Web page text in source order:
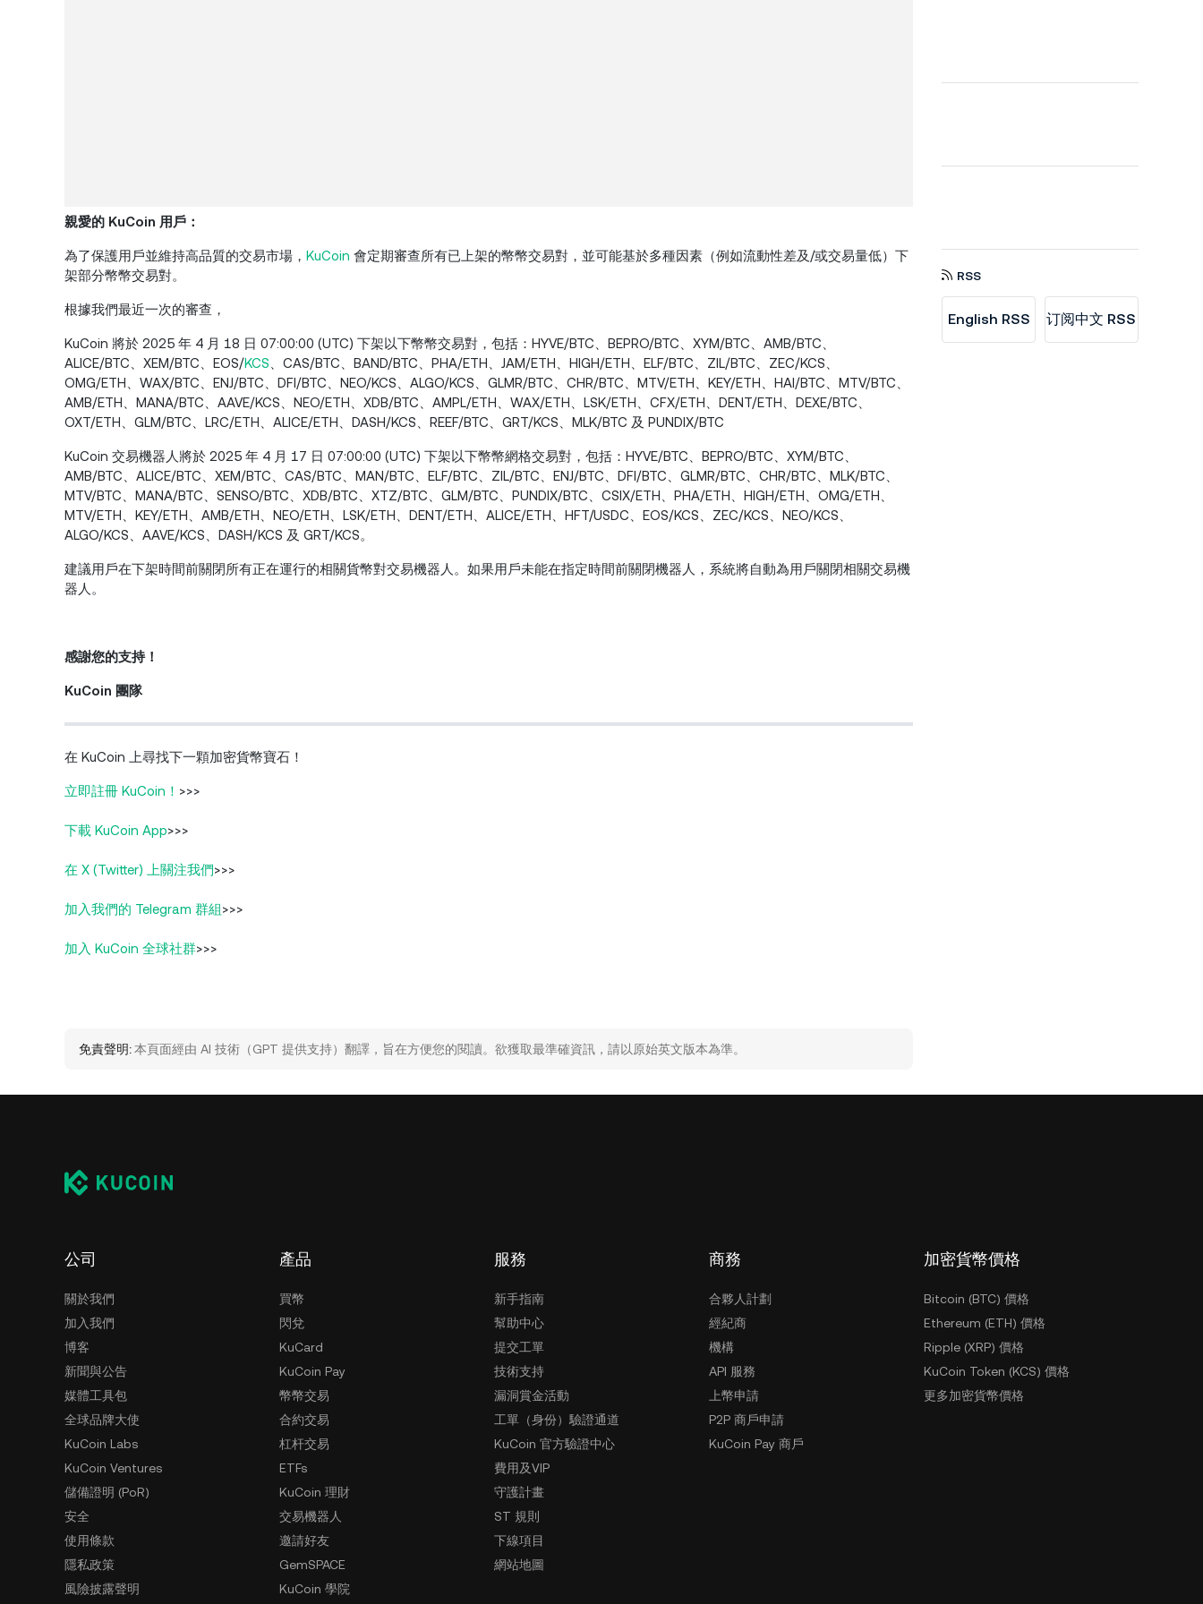
親愛的 KuCoin 用戶：
為了保護用戶並維持高品質的交易市場， KuCoin 會定期審查所有已上架的幣幣交易對，並可能基於多種因素（例如流動性差及/或交易量低）下
架部分幣幣交易對。
根據我們最近一次的審查，
KuCoin 將於 2025 年 4 月 18 日 07:00:00 (UTC) 下架以下幣幣交易對，包括：HYVE/BTC、BEPRO/BTC、XYM/BTC、AMB/BTC、
ALICE/BTC、XEM/BTC、EOS/KCS 、CAS/BTC、BAND/BTC、PHA/ETH、JAM/ETH、HIGH/ETH、ELF/BTC、ZIL/BTC、ZEC/KCS、
OMG/ETH、WAX/BTC、ENJ/BTC、DFI/BTC、NEO/KCS、ALGO/KCS、GLMR/BTC、CHR/BTC、MTV/ETH、KEY/ETH、HAI/BTC、MTV/BTC、
AMB/ETH、MANA/BTC、AAVE/KCS、NEO/ETH、XDB/BTC、AMPL/ETH、WAX/ETH、LSK/ETH、CFX/ETH、DENT/ETH、DEXE/BTC、
OXT/ETH、GLM/BTC、LRC/ETH、ALICE/ETH、DASH/KCS、REEF/BTC、GRT/KCS、MLK/BTC 及 PUNDIX/BTC
KuCoin 交易機器人將於 2025 年 4 月 17 日 07:00:00 (UTC) 下架以下幣幣網格交易對，包括：HYVE/BTC、BEPRO/BTC、XYM/BTC、
AMB/BTC、ALICE/BTC、XEM/BTC、CAS/BTC、MAN/BTC、ELF/BTC、ZIL/BTC、ENJ/BTC、DFI/BTC、GLMR/BTC、CHR/BTC、MLK/BTC、
MTV/BTC、MANA/BTC、SENSO/BTC、XDB/BTC、XTZ/BTC、GLM/BTC、PUNDIX/BTC、CSIX/ETH、PHA/ETH、HIGH/ETH、OMG/ETH、
MTV/ETH、KEY/ETH、AMB/ETH、NEO/ETH、LSK/ETH、DENT/ETH、ALICE/ETH、HFT/USDC、EOS/KCS、ZEC/KCS、NEO/KCS、
ALGO/KCS、AAVE/KCS、DASH/KCS 及 GRT/KCS。
建議用戶在下架時間前關閉所有正在運行的相關貨幣對交易機器人。如果用戶未能在指定時間前關閉機器人，系統將自動為用戶關閉相關交易機
器人。
感謝您的支持！
KuCoin 團隊
在 KuCoin 上尋找下一顆加密貨幣寶石！
立即註冊 KuCoin！ >>>
下載 KuCoin App>>>
在 X (Twitter) 上關注我們>>>
加入我們的 Telegram 群組>>>
加入 KuCoin 全球社群>>>
免責聲明:本頁面經由 AI 技術（GPT 提供支持）翻譯，旨在方便您的閱讀。欲獲取最準確資訊，請以原始英文版本為準。
RSS
English RSS 订阅中文 RSS
公司
關於我們
加入我們
博客
新聞與公告
媒體工具包
全球品牌大使
KuCoin Labs
KuCoin Ventures
儲備證明 (PoR)
安全
使用條款
隱私政策
風險披露聲明
產品
買幣
閃兌
KuCard
KuCoin Pay
幣幣交易
合約交易
杠杆交易
ETFs
KuCoin 理財
交易機器人
邀請好友
GemSPACE
KuCoin 學院
服務
新手指南
幫助中心
提交工單
技術支持
漏洞賞金活動
工單（身份）驗證通道
KuCoin 官方驗證中心
費用及VIP
守護計畫
ST 規則
下線項目
網站地圖
商務
合夥人計劃
經紀商
機構
API 服務
上幣申請
P2P 商戶申請
KuCoin Pay 商戶
加密貨幣價格
Bitcoin (BTC) 價格
Ethereum (ETH) 價格
Ripple (XRP) 價格
KuCoin Token (KCS) 價格
更多加密貨幣價格